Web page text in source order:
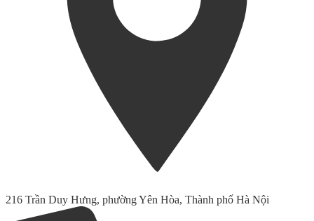
216 Trần Duy Hưng, phường Yên Hòa, Thành phố Hà Nội